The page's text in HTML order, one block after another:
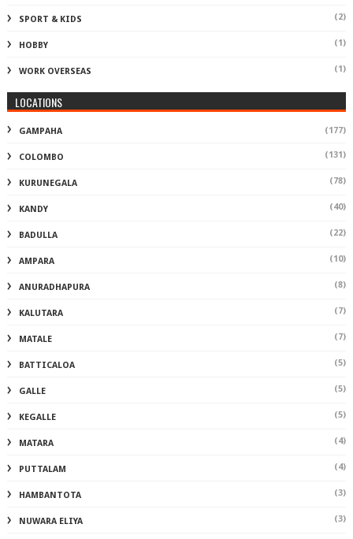
SPORT & KIDS (2)
HOBBY (1)
WORK OVERSEAS (1)
LOCATIONS
GAMPAHA (177)
COLOMBO (131)
KURUNEGALA (78)
KANDY (40)
BADULLA (22)
AMPARA (10)
ANURADHAPURA (8)
KALUTARA (7)
MATALE (7)
BATTICALOA (5)
GALLE (5)
KEGALLE (5)
MATARA (4)
PUTTALAM (4)
HAMBANTOTA (3)
NUWARA ELIYA (3)